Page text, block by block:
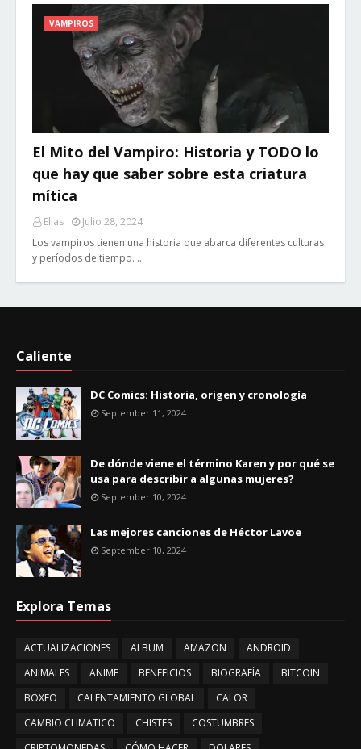
VAMPIROS
El Mito del Vampiro: Historia y TODO lo
que hay que saber sobre esta criatura
mítica
Elias
Julio 28, 2024
Los vampiros tienen una historia que abarca diferentes culturas
y períodos de tiempo. …
Caliente
DC Comics: Historia, origen y cronología
September 11, 2024
De dónde viene el término Karen y por qué se
usa para describir a algunas mujeres?
September 10, 2024
Las mejores canciones de Héctor Lavoe
September 10, 2024
Explora Temas
ACTUALIZACIONES ALBUM AMAZON
ANDROID
ANIMALES
ANIME BENEFICIOS BIOGRAFÍA
BITCOIN
BOXEO
CALENTAMIENTO GLOBAL
CALOR
CAMBIO CLIMATICO
CHISTES
COSTUMBRES